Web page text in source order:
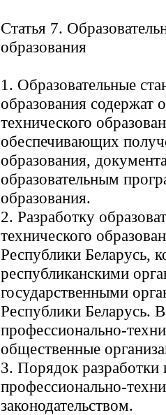
Статья 7.
образования
1. Образовательные
образования содержат
технического
обеспечивающих
образования,
образовательным
образования.
2. Разработку
технического
Республики Беларусь,
республиканскими
государственными
Республики Беларусь.
профессионально-
общественные
3. Порядок разработки
профессионально-
законодательством.